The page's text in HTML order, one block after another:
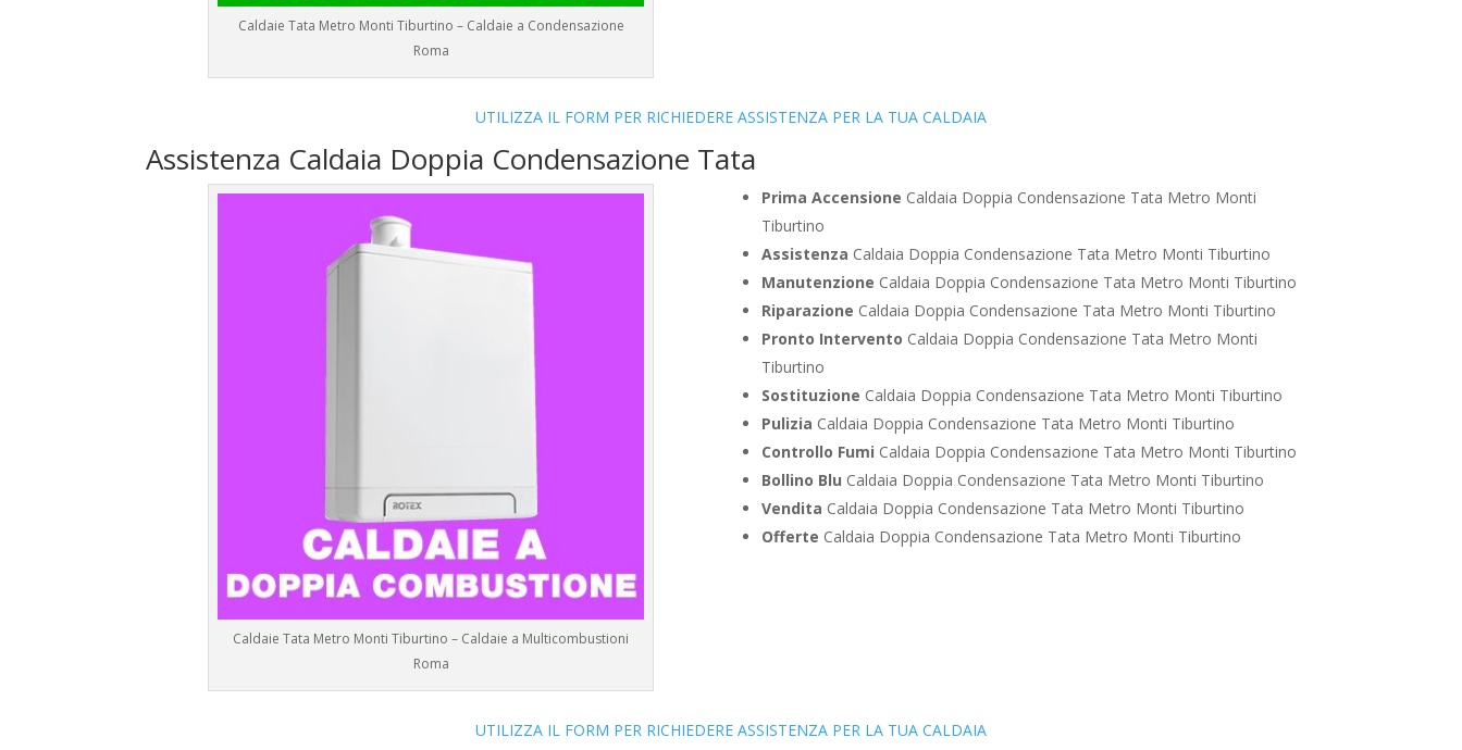
Caldaie Tata Metro Monti Tiburtino – Caldaie a Condensazione
Roma
UTILIZZA IL FORM PER RICHIEDERE ASSISTENZA PER LA TUA CALDAIA
Assistenza Caldaia Doppia Condensazione Tata
Caldaie Tata Metro Monti Tiburtino – Caldaie a Multicombustioni
Roma
Prima Accensione Caldaia Doppia Condensazione Tata Metro Monti
Tiburtino
Assistenza Caldaia Doppia Condensazione Tata Metro Monti Tiburtino
Manutenzione Caldaia Doppia Condensazione Tata Metro Monti Tiburtino
Riparazione Caldaia Doppia Condensazione Tata Metro Monti Tiburtino
Pronto Intervento Caldaia Doppia Condensazione Tata Metro Monti
Tiburtino
Sostituzione Caldaia Doppia Condensazione Tata Metro Monti Tiburtino
Pulizia Caldaia Doppia Condensazione Tata Metro Monti Tiburtino
Controllo Fumi Caldaia Doppia Condensazione Tata Metro Monti Tiburtino
Bollino Blu Caldaia Doppia Condensazione Tata Metro Monti Tiburtino
Vendita Caldaia Doppia Condensazione Tata Metro Monti Tiburtino
Offerte Caldaia Doppia Condensazione Tata Metro Monti Tiburtino
UTILIZZA IL FORM PER RICHIEDERE ASSISTENZA PER LA TUA CALDAIA